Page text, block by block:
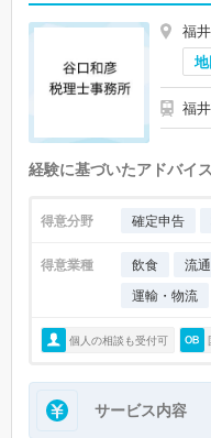
福
福
経験に基づいたアドバイ
得意分野 確定申告
得意業種 飲食 流
運輸・物流
個人の相談も受付可
サービス内容